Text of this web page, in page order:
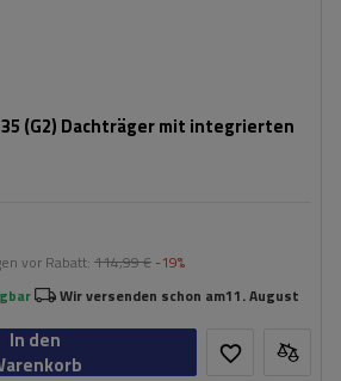
(G2) Dachträger mit integrierten
vor Rabatt: 114,99 € -19%
Wir versenden schon am11. August
In den